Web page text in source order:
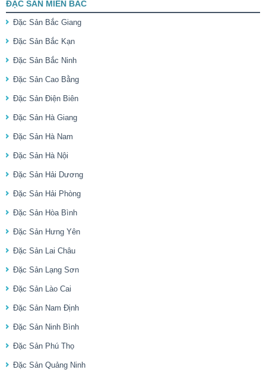
ĐẶC SẢN MIỀN BẮC
Đặc Sản Bắc Giang
Đặc Sản Bắc Kạn
Đặc Sản Bắc Ninh
Đặc Sản Cao Bằng
Đặc Sản Điện Biên
Đặc Sản Hà Giang
Đặc Sản Hà Nam
Đặc Sản Hà Nội
Đặc Sản Hải Dương
Đặc Sản Hải Phòng
Đặc Sản Hòa Bình
Đặc Sản Hưng Yên
Đặc Sản Lai Châu
Đặc Sản Lạng Sơn
Đặc Sản Lào Cai
Đặc Sản Nam Định
Đặc Sản Ninh Bình
Đặc Sản Phú Thọ
Đặc Sản Quảng Ninh